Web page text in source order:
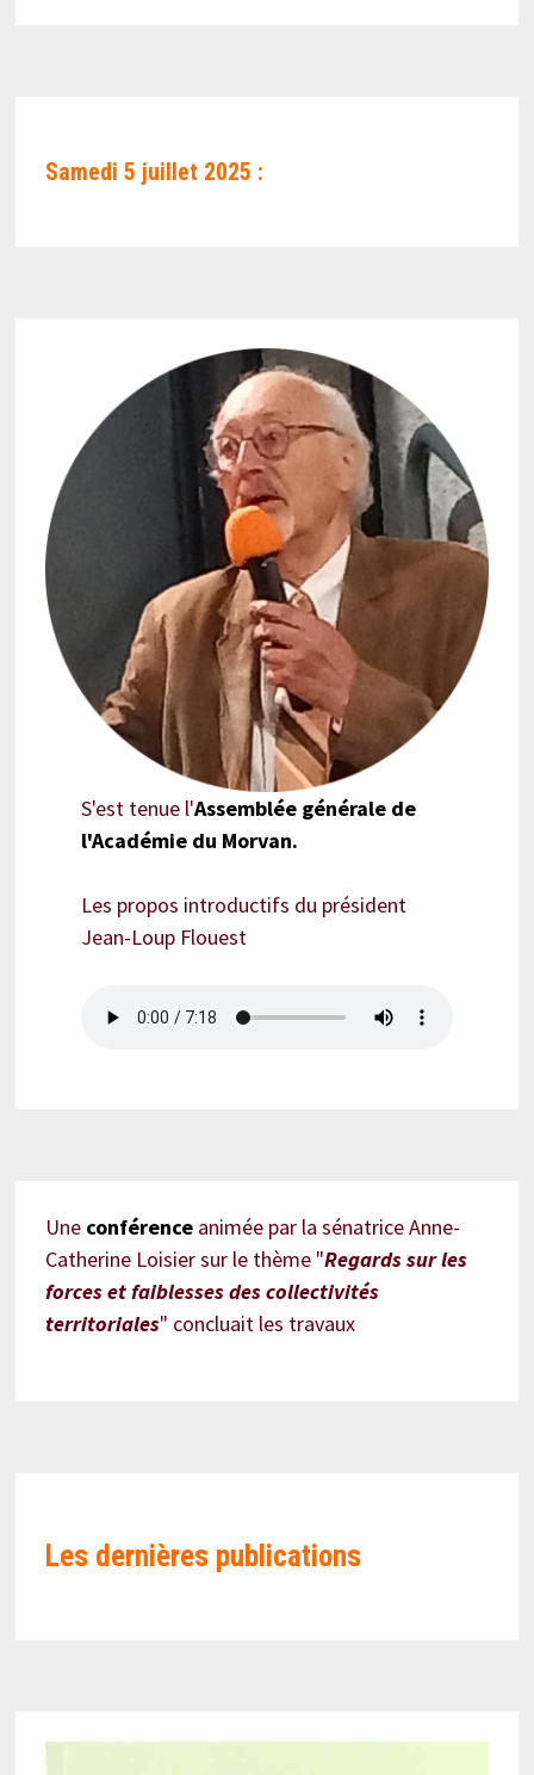
Samedi 5 juillet 2025 :
S'est tenue l'Assemblée générale de
l'Académie du Morvan.
Les propos introductifs du président
Jean-Loup Flouest
Une conférence animée par la sénatrice Anne-
Catherine Loisier sur le thème "Regards sur les
forces et faiblesses des collectivités
territoriales" concluait les travaux
Les dernières publications